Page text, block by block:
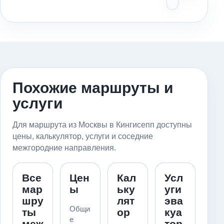
Похожие маршруты и
услуги
Для маршрута из Москвы в Кингисепп доступны
цены, калькулятор, услуги и соседние
межгородние направления.
Все
мар
шру
ты
Цен
ы
Общи
е
Кал
ьку
лят
ор
Усл
уги
эва
куа